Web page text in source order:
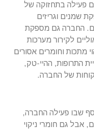
פעילה בתחזוקה של
שמנים וגריזים
החברה גם מספקת
לקירור מערכות
מתכות וחומרים אסורים
התרופות, ההיי-טק,
של החברה.
שבו פעילה החברה,
גם חומרי ניקוי